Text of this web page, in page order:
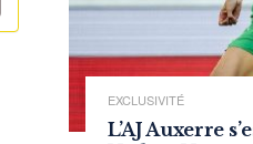
EXCLUSIVITÉ
L’AJ Auxerre